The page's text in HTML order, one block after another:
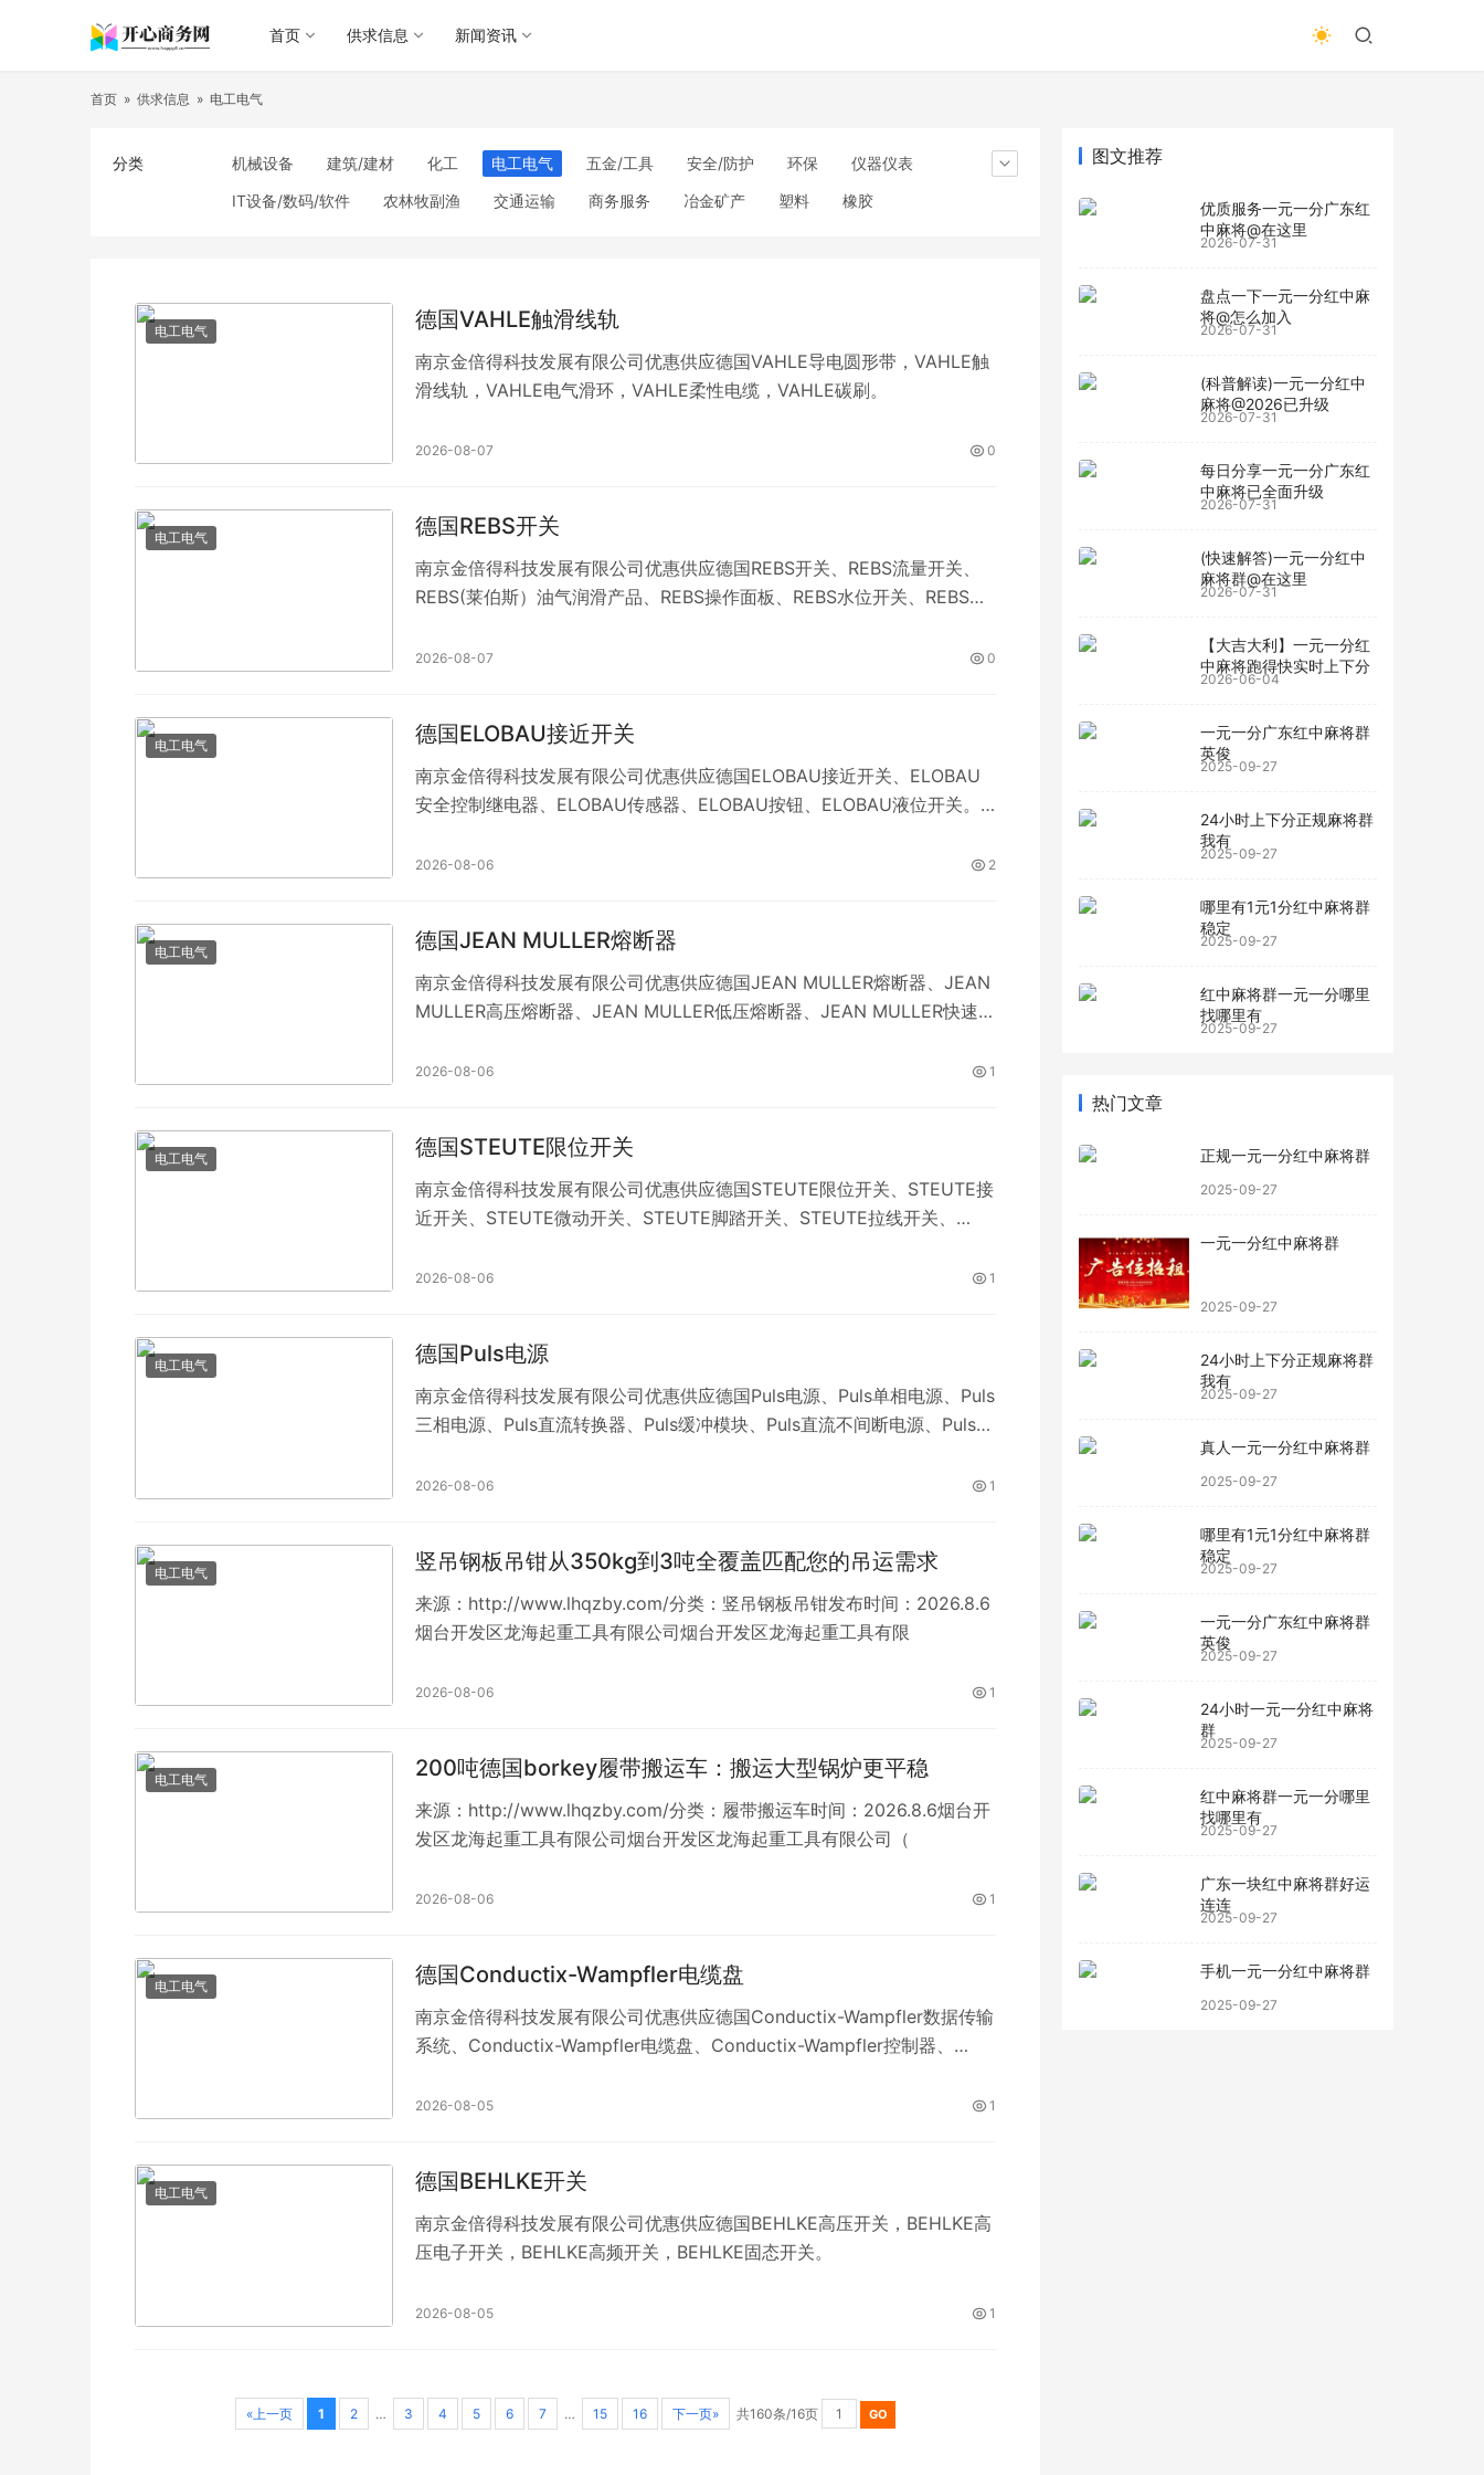
首页 供求信息 新闻资讯
首页 » 供求信息 » 电工电气
分类 机械设备 建筑/建材 化工 电工电气 五金/工具 安全/防护 环保
仪器仪表
IT设备/数码/软件
农林牧副渔 交通运输 商务服务 冶金矿产 塑料
橡胶
纸业 其他未分类
电工电气 德国VAHLE触滑线轨
南京金倍得科技发展有限公司优惠供应德国VAHLE导电圆形带，VAHLE触
滑线轨，VAHLE电气滑环，VAHLE柔性电缆，VAHLE碳刷。
2026-08-07 0
电工电气 德国REBS开关
南京金倍得科技发展有限公司优惠供应德国REBS开关、REBS流量开关、
REBS(莱伯斯）油气润滑产品、REBS操作面板、REBS水位开关、REBS齿
2026-08-07 0
电工电气 德国ELOBAU接近开关
南京金倍得科技发展有限公司优惠供应德国ELOBAU接近开关、ELOBAU
安全控制继电器、ELOBAU传感器、ELOBAU按钮、ELOBAU液位开关。
2026-08-06 2
电工电气 德国JEAN MULLER熔断器
南京金倍得科技发展有限公司优惠供应德国JEAN MULLER熔断器、JEAN
MULLER高压熔断器、JEAN MULLER低压熔断器、JEAN MULLER快速熔
JEAN MULLER面板仪表。
2026-08-06 1
电工电气 德国STEUTE限位开关
南京金倍得科技发展有限公司优惠供应德国STEUTE限位开关、STEUTE接
近开关、STEUTE微动开关、STEUTE脚踏开关、STEUTE拉线开关、
制元件、STEUTE无线电多功能控制、STEUTE防爆电磁锁。
2026-08-06 1
电工电气 德国Puls电源
南京金倍得科技发展有限公司优惠供应德国Puls电源、Puls单相电源、Puls
三相电源、Puls直流转换器、Puls缓冲模块、Puls直流不间断电源、Puls冗
2026-08-06 1
电工电气 竖吊钢板吊钳从350kg到3吨全覆盖匹配您的吊运需求
来源：http://www.lhqzby.com/分类：竖吊钢板吊钳发布时间：2026.8.6
烟台开发区龙海起重工具有限公司烟台开发区龙海起重工具有限
2026-08-06 1
电工电气 200吨德国borkey履带搬运车：搬运大型锅炉更平稳
来源：http://www.lhqzby.com/分类：履带搬运车时间：2026.8.6烟台开
发区龙海起重工具有限公司烟台开发区龙海起重工具有限公司（
2026-08-06 1
电工电气 德国Conductix-Wampfler电缆盘
南京金倍得科技发展有限公司优惠供应德国Conductix-Wampfler数据传输
系统、Conductix-Wampfler电缆盘、Conductix-Wampfler控制器、
Conductix-Wampfler电缆拖链系统、Conductix-Wampfler滑环总成、
2026-08-05 1
电工电气 德国BEHLKE开关
南京金倍得科技发展有限公司优惠供应德国BEHLKE高压开关，BEHLKE高
压电子开关，BEHLKE高频开关，BEHLKE固态开关。
2026-08-05 1
«上一页 1 2 … 3 4 5 6 7 … 15 16 下一页» 共160条/16页
图文推荐
优质服务一元一分广东红
中麻将@在这里
2026-07-31
盘点一下一元一分红中麻
将@怎么加入
2026-07-31
(科普解读)一元一分红中
麻将@2026已升级
2026-07-31
每日分享一元一分广东红
中麻将已全面升级
2026-07-31
(快速解答)一元一分红中
麻将群@在这里
2026-07-31
【大吉大利】一元一分红
中麻将跑得快实时上下分
2026-06-04
一元一分广东红中麻将群
英俊
2025-09-27
24小时上下分正规麻将群
我有
2025-09-27
哪里有1元1分红中麻将群
稳定
2025-09-27
红中麻将群一元一分哪里
找哪里有
2025-09-27
热门文章
正规一元一分红中麻将群
2025-09-27
一元一分红中麻将群
2025-09-27
24小时上下分正规麻将群
我有
2025-09-27
真人一元一分红中麻将群
2025-09-27
哪里有1元1分红中麻将群
稳定
2025-09-27
一元一分广东红中麻将群
英俊
2025-09-27
24小时一元一分红中麻将
群
2025-09-27
红中麻将群一元一分哪里
找哪里有
2025-09-27
广东一块红中麻将群好运
连连
2025-09-27
手机一元一分红中麻将群
2025-09-27